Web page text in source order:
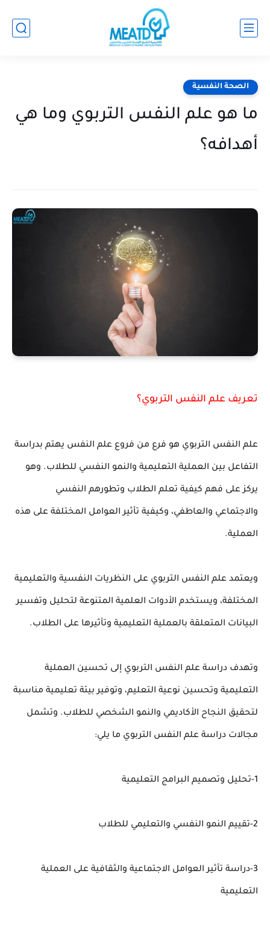
الصحة النفسية
ما هو علم النفس التربوي وما هي
أهدافه؟
تعريف علم النفس التربوي؟
علم النفس التربوي هو فرع من فروع علم النفس يهتم بدراسة
التفاعل بين العملية التعليمية والنمو النفسي للطلاب. وهو
يركز على فهم كيفية تعلم الطلاب وتطورهم النفسي
والاجتماعي والعاطفي، وكيفية تأثير العوامل المختلفة على هذه
العملية.
ويعتمد علم النفس التربوي على النظريات النفسية والتعليمية
المختلفة، ويستخدم الأدوات العلمية المتنوعة لتحليل وتفسير
البيانات المتعلقة بالعملية التعليمية وتأثيرها على الطلاب.
وتهدف دراسة علم النفس التربوي إلى تحسين العملية
التعليمية وتحسين نوعية التعليم، وتوفير بيئة تعليمية مناسبة
لتحقيق النجاح الأكاديمي والنمو الشخصي للطلاب. وتشمل
مجالات دراسة علم النفس التربوي ما يلي:
1-تحليل وتصميم البرامج التعليمية
2-تقييم النمو النفسي والتعليمي للطلاب
3-دراسة تأثير العوامل الاجتماعية والثقافية على العملية
التعليمية